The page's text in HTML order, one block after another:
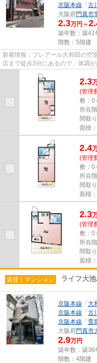
京阪本線 「 古
大阪府門真市
2.3万円～
築年数：築41
階数：5階建
新着情報：プレアール大和田の
店まで徒歩3分にあるので、体調
ンションタイプの物件です。お...
2.3
(管理
敷：0
所在
間取
面積
2.4
(管理
敷：0
所在
間取
面積
2.3
(管理
敷：0
所在
間取
面積
賃貸｜マンション ライフ大
京阪本線 「 大
京阪本線 「 古
京阪本線 「 萱
大阪府門真市
2.9万円
築年数：築36
階数：4階建